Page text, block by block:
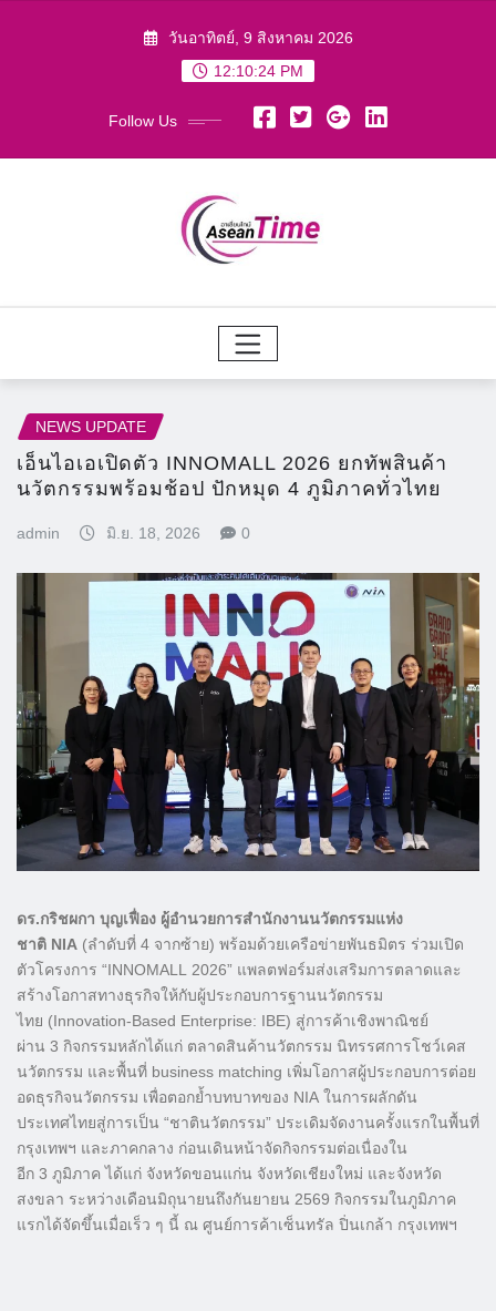
วันอาทิตย์, 9 สิงหาคม 2026
12:10:25 PM
Follow Us
NEWS UPDATE
เอ็นไอเอเปิดตัว INNOMALL 2026 ยกทัพสินค้า
นวัตกรรมพร้อมช้อป ปักหมุด 4 ภูมิภาคทั่วไทย
admin มิ.ย. 18, 2026 0
ดร.กริชผกา บุญเฟื่อง ผู้อำนวยการสำนักงานนวัตกรรมแห่ง
ชาติ NIA (ลำดับที่ 4 จากซ้าย) พร้อมด้วยเครือข่ายพันธมิตร ร่วมเปิด
ตัวโครงการ “INNOMALL 2026” แพลตฟอร์มส่งเสริมการตลาดและ
สร้างโอกาสทางธุรกิจให้กับผู้ประกอบการฐานนวัตกรรม
ไทย (Innovation-Based Enterprise: IBE) สู่การค้าเชิงพาณิชย์
ผ่าน 3 กิจกรรมหลักได้แก่ ตลาดสินค้านวัตกรรม นิทรรศการโชว์เคส
นวัตกรรม และพื้นที่ business matching เพิ่มโอกาสผู้ประกอบการต่อย
อดธุรกิจนวัตกรรม เพื่อตอกย้ำบทบาทของ NIA ในการผลักดัน
ประเทศไทยสู่การเป็น “ชาตินวัตกรรม” ประเดิมจัดงานครั้งแรกในพื้นที่
กรุงเทพฯ และภาคกลาง ก่อนเดินหน้าจัดกิจกรรมต่อเนื่องใน
อีก 3 ภูมิภาค ได้แก่ จังหวัดขอนแก่น จังหวัดเชียงใหม่ และจังหวัด
สงขลา ระหว่างเดือนมิถุนายนถึงกันยายน 2569 กิจกรรมในภูมิภาค
แรกได้จัดขึ้นเมื่อเร็ว ๆ นี้ ณ ศูนย์การค้าเซ็นทรัล ปิ่นเกล้า กรุงเทพฯ